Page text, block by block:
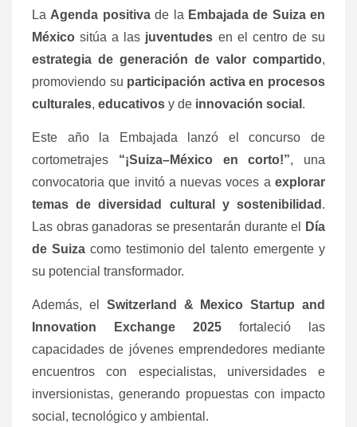
La Agenda positivade la Embajada de Suiza en
México sitúa a las juventudes en el centro de su
estrategia de generación de valor compartido,
promoviendo su participación activa en procesos
culturales, educativos y de innovación social .
Este año la Embajada lanzó el concurso de
cortometrajes “¡Suiza–México en corto!”, una
convocatoria que invitó a nuevas voces a explorar
temas de diversidad cultural y sostenibilidad .
Las obras ganadoras se presentarán durante el
Día
de Suizacomo testimonio del talento emergente y
su potencial transformador.
Además, el Switzerland & Mexico Startup and
Innovation Exchange 2025 fortaleció las
capacidades de jóvenes emprendedores mediante
encuentros con especialistas, universidades e
inversionistas, generando propuestas con impacto
social, tecnológico y ambiental.